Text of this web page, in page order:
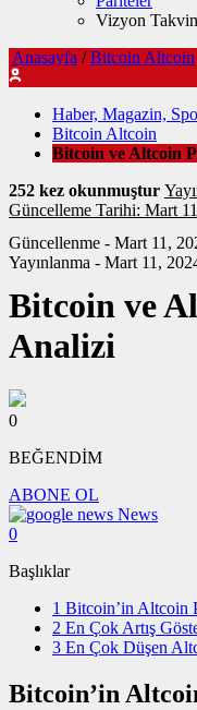
Vizyon
Anasayfa / Bitcoin Altcoin
Haber, Magazin,
Bitcoin Altcoin
Bitcoin ve Altcoin
252 kez okunmuştur
Güncelleme Tarihi: Mart
Güncellenme - Mart 11,
Yayınlanma - Mart 11,
Bitcoin ve
Analizi
0
BEĞENDİM
ABONE OL
News
0
Başlıklar
1 Bitcoin’in Altcoin
2 En Çok Artış
3 En Çok Düşen
Bitcoin’in